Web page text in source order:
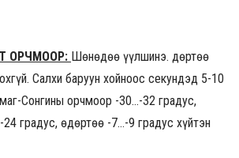
ОРЧМООР: Шөнөдөө үүлшинэ. Өдөртөө
Салхи баруун хойноос секундэд 5-10
Сонгины орчмоор -30…-32 градус,
градус, өдөртөө -7…-9 градус хүйтэн